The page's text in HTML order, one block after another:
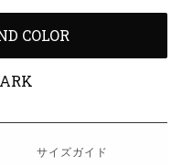
COLOR
サイズガイド